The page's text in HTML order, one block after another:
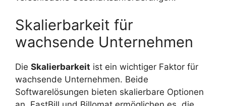
Skalierbarkeit für
wachsende Unternehmen
Die Skalierbarkeit ist ein wichtiger Faktor für
wachsende Unternehmen. Beide
Softwarelösungen bieten skalierbare Optionen